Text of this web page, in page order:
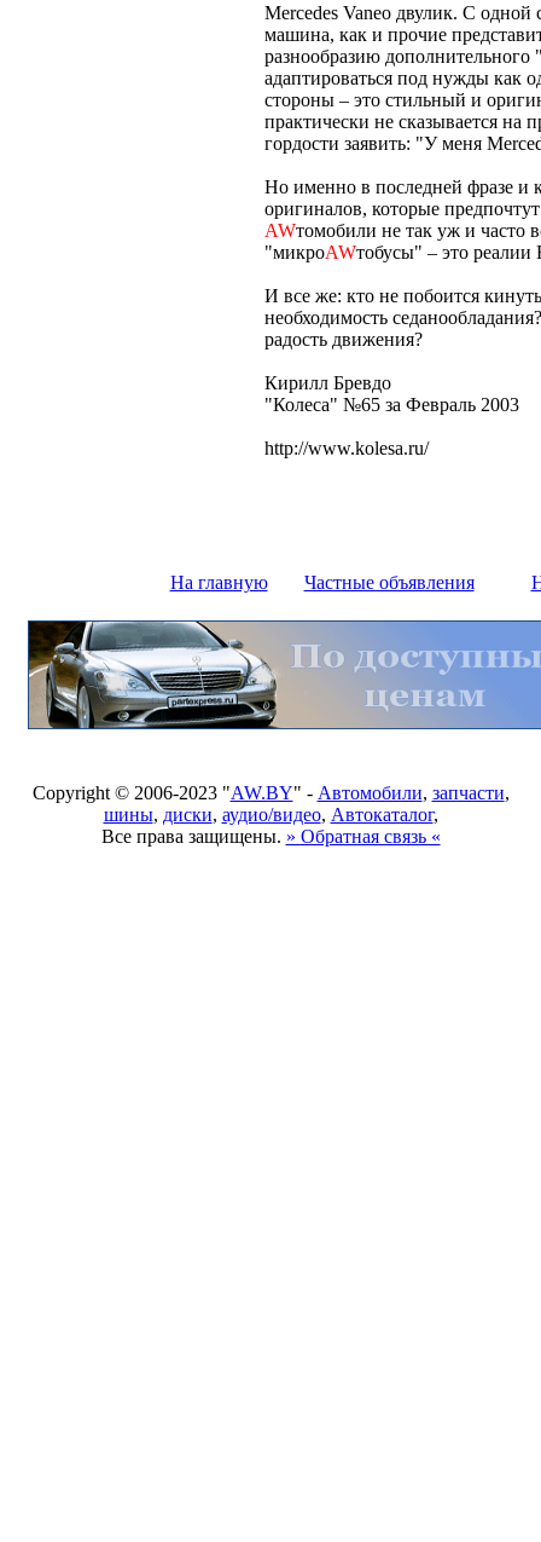
Mercedes Vaneo двулик. С одной
машина, как и прочие
разнообразию дополнительного
адаптироваться под нужды как
стороны – это стильный и
практически не сказывается на
гордости заявить: "У меня
Но именно в последней фразе и
оригиналов, которые
AWтомобили не так уж и часто
"микроAWтобусы" – это
И все же: кто не побоится
необходимость
радость движения?
Кирилл Бревдо
"Колеса" №65 за Февраль 2003
http://www.kolesa.ru/
На главную Частные объявления
Copyright © 2006-2023 "AW.BY" - Автомобили, запчасти,
шины, диски, аудио/видео, Автокаталог,
Все права защищены. » Обратная связь «